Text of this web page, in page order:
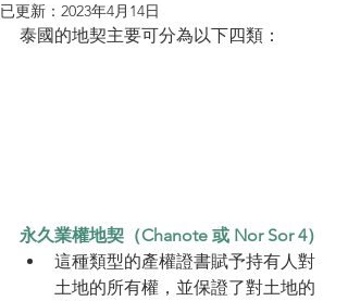
已更新： 2023年4月14日
泰國的地契主要可分為以下四類：
永久業權地契（Chanote 或 Nor Sor 4）
這種類型的產權證書賦予持有人對
土地的所有權，並保證了對土地的